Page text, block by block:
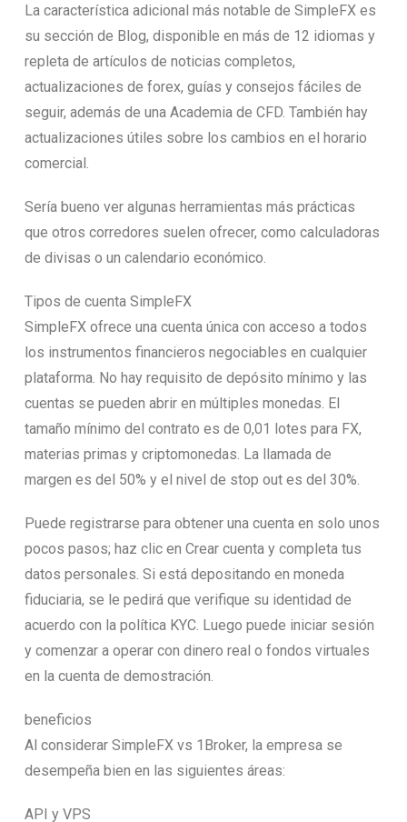
La característica adicional más notable de SimpleFX es
su sección de Blog, disponible en más de 12 idiomas y
repleta de artículos de noticias completos,
actualizaciones de forex, guías y consejos fáciles de
seguir, además de una Academia de CFD. También hay
actualizaciones útiles sobre los cambios en el horario
comercial.
Sería bueno ver algunas herramientas más prácticas
que otros corredores suelen ofrecer, como calculadoras
de divisas o un calendario económico.
Tipos de cuenta SimpleFX
SimpleFX ofrece una cuenta única con acceso a todos
los instrumentos financieros negociables en cualquier
plataforma. No hay requisito de depósito mínimo y las
cuentas se pueden abrir en múltiples monedas. El
tamaño mínimo del contrato es de 0,01 lotes para FX,
materias primas y criptomonedas. La llamada de
margen es del 50% y el nivel de stop out es del 30%.
Puede registrarse para obtener una cuenta en solo unos
pocos pasos; haz clic en Crear cuenta y completa tus
datos personales. Si está depositando en moneda
fiduciaria, se le pedirá que verifique su identidad de
acuerdo con la política KYC. Luego puede iniciar sesión
y comenzar a operar con dinero real o fondos virtuales
en la cuenta de demostración.
beneficios
Al considerar SimpleFX vs 1Broker, la empresa se
desempeña bien en las siguientes áreas:
API y VPS